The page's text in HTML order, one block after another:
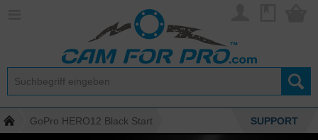
GoPro HERO12 Black Start SUPPORT